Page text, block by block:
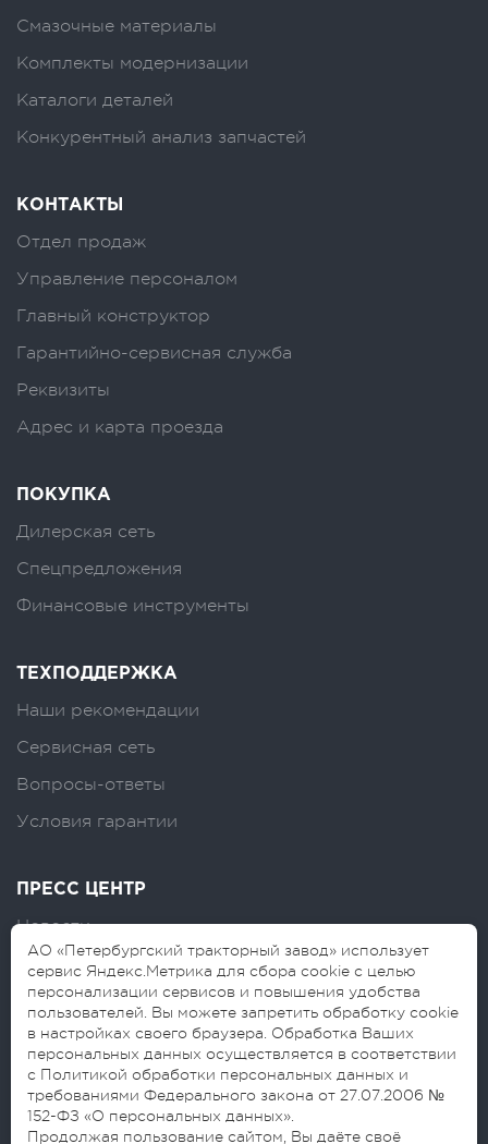
Смазочные материалы
Комплекты модернизации
Каталоги деталей
Конкурентный анализ запчастей
КОНТАКТЫ
Отдел продаж
Управление персоналом
Главный конструктор
Гарантийно-сервисная служба
Реквизиты
Адрес и карта проезда
ПОКУПКА
Дилерская сеть
Спецпредложения
Финансовые инструменты
ТЕХПОДДЕРЖКА
Наши рекомендации
Сервисная сеть
Вопросы-ответы
Условия гарантии
ПРЕСС ЦЕНТР
Новости
Логотипы
Блог
АО «Петербургский тракторный завод» использует
сервис Яндекс.Метрика для сбора cookie с целью
персонализации сервисов и повышения удобства
пользователей. Вы можете запретить обработку cookie
в настройках своего браузера. Обработка Ваших
персональных данных осуществляется в соответствии
с Политикой обработки персональных данных и
требованиями Федерального закона от 27.07.2006 №
152-ФЗ «О персональных данных».
Продолжая пользование сайтом, Вы даёте своё